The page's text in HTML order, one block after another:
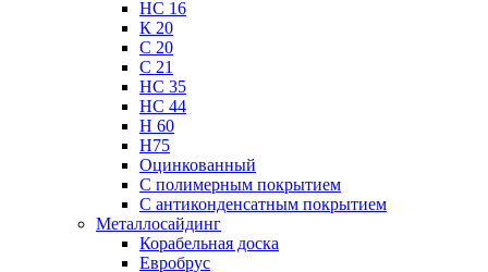
НС 16
К 20
С 20
С 21
НС 35
НС 44
Н 60
Н75
Оцинкованный
С полимерным покрытием
С антиконденсатным покрытием
Металлосайдинг
Корабельная доска
Евробрус